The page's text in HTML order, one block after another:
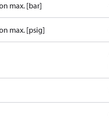
max. [bar]
max. [psig]